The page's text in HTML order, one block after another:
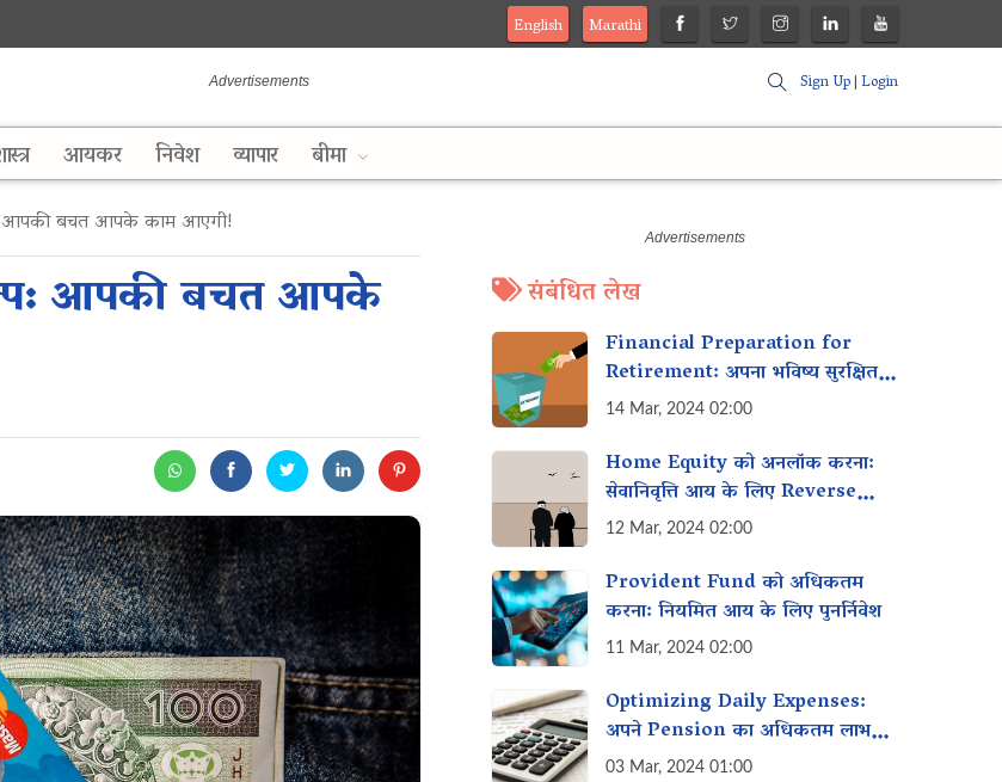
English
Marathi
Sign Up|Login
आयकर निवेश व्यापार बीमा
आपकी बचत आपके काम आएगी!
आपकी बचत आपके संबंधित लेख
Financial Preparation for
Retirement: अपना भविष्य सुरक्षित
करने के लिए Tips
14 Mar, 2024 02:00
Home Equity को अनलॉक करना:
सेवानिवृत्ति आय के लिए Reverse
Mortgages को समझना
12 Mar, 2024 02:00
Provident Fund को अधिकतम
करना: नियमित आय के लिए पुनर्निवेश
11 Mar, 2024 02:00
Optimizing Daily Expenses:
अपने Pension का अधिकतम लाभ
उठाना
03 Mar, 2024 01:00